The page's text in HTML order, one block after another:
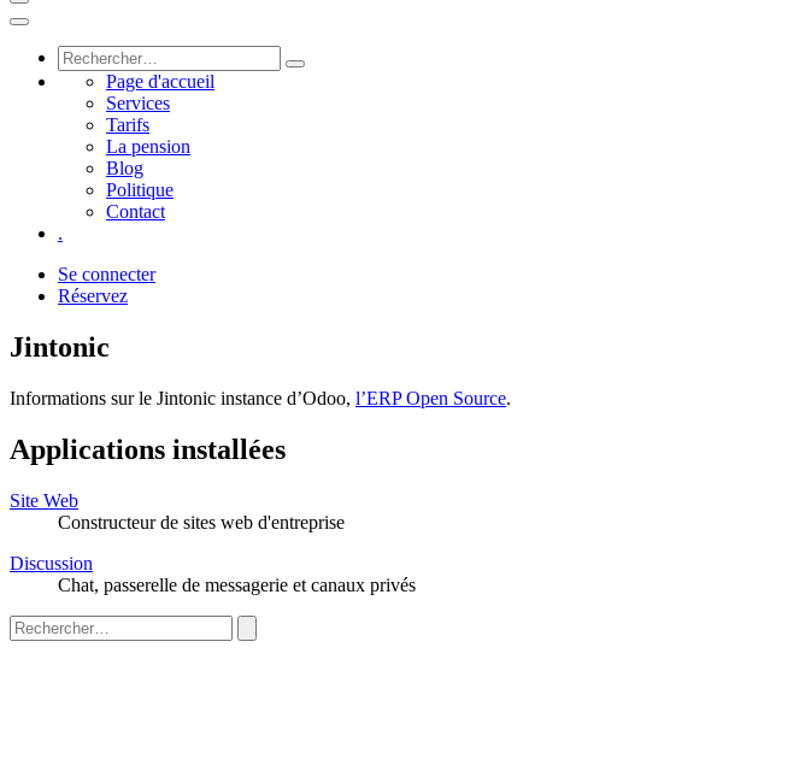
Page d'accueil
Services
Tarifs
La pension
Blog
Politique
Contact
.
Se connecter
Réservez
Jintonic
Informations sur le Jintonic instance d’Odoo, l’ERP Open Source.
Applications installées
Site Web
Constructeur de sites web d'entreprise
Discussion
Chat, passerelle de messagerie et canaux privés